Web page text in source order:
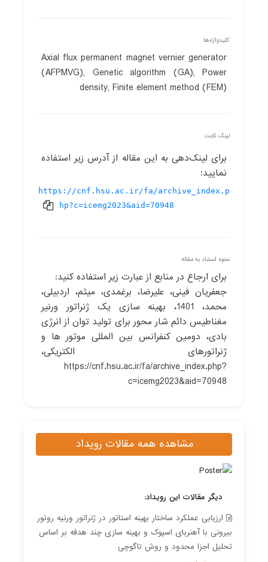
کلیدواژه‌ها
Axial flux permanent magnet vernier generator
(AFPMVG), Genetic algorithm (GA), Power
density, Finite element method (FEM)
لینک ثابت
برای لینک‌دهی به این مقاله از آدرس زیر استفاده
نمایید:
https://cnf.hsu.ac.ir/fa/archive_index.p
hp?c=icemg2023&aid=70948
نحوه استناد به مقاله
برای ارجاع در منابع از عبارت زیر استفاده کنید:
جعفریان فینی، علیرضا، برغمدی، میثم، اردبیلی،
محمد، 1401، بهینه سازی یک ژنراتور ورنیر
مغناطیس دائم شار محور برای تولید توان از انرژی
بادی، دومین کنفرانس بین المللی موتور ها و
ژنراتورهای الکتریکی،
https://cnf.hsu.ac.ir/fa/archive_index.php?
c=icemg2023&aid=70948
مشاهده همه مقالات رویداد
دیگر مقالات این رویداد:
ارزیابی عملکرد ساختار بهینه استاتور در ژنراتور ورنیه روتور
بیرونی با آهنربای اسپوک و بهینه سازی چند هدفه بر اساس
تحلیل اجزا محدود و روش تاگوچی